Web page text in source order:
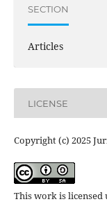
SECTION
Articles
LICENSE
Copyright (c) 2025
This work is licensed